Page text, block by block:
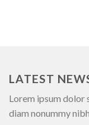
LATEST
Lorem ipsum dolor
diam nonummy